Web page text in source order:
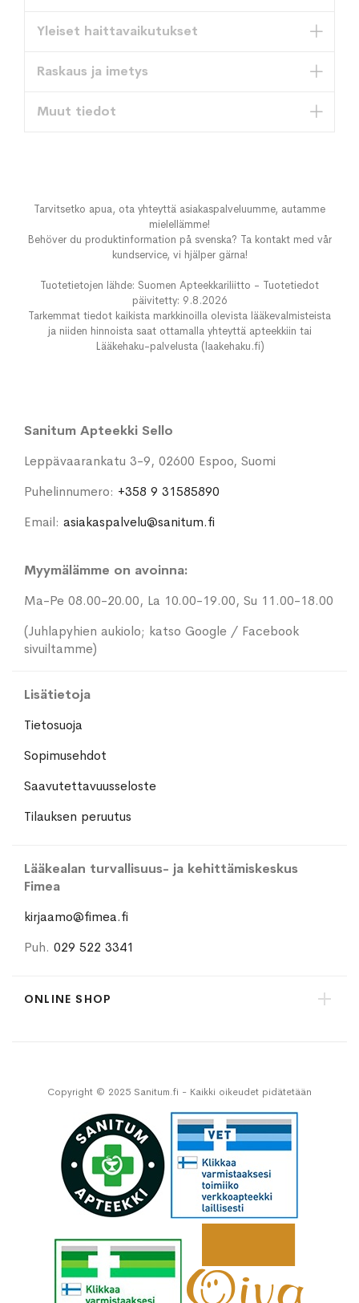
Yleiset haittavaikutukset
Raskaus ja imetys
Muut tiedot
Tarvitsetko apua, ota yhteyttä asiakaspalveluumme, autamme
mielellämme!
Behöver du produktinformation på svenska? Ta kontakt med vår
kundservice, vi hjälper gärna!
Tuotetietojen lähde: Suomen Apteekkariliitto - Tuotetiedot
päivitetty: 9.8.2026
Tarkemmat tiedot kaikista markkinoilla olevista lääkevalmisteista
ja niiden hinnoista saat ottamalla yhteyttä apteekkiin tai
Lääkehaku-palvelusta (laakehaku.fi)
Sanitum Apteekki Sello
Leppävaarankatu 3-9, 02600 Espoo, Suomi
Puhelinnumero: +358 9 31585890
Email: asiakaspalvelu@sanitum.fi
Myymälämme on avoinna:
Ma-Pe 08.00-20.00, La 10.00-19.00, Su 11.00-18.00
(Juhlapyhien aukiolo; katso Google / Facebook
sivuiltamme)
Lisätietoja
Tietosuoja
Sopimusehdot
Saavutettavuusseloste
Tilauksen peruutus
Lääkealan turvallisuus- ja kehittämiskeskus
Fimea
kirjaamo@fimea.fi
Puh. 029 522 3341
ONLINE SHOP
Copyright © 2025 Sanitum.fi - Kaikki oikeudet pidätetään